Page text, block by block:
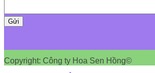
Copyright: Công ty Hoa Sen Hồng©